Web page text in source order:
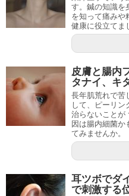
す。鍼の知識を
を知って痛みや
健康に役立てま
皮膚と腸内
タナイ、キ
長年肌荒れで苦
して、ピーリン
治らないことが
因は腸内細菌か
てみませんか。
耳ツボでダ
で刺激する